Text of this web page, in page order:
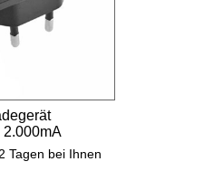
2.000mA
Tagen bei Ihnen